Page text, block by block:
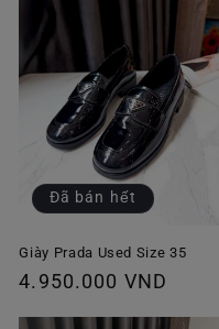
Đã bán hết
Giày Prada Used Size 35
Giá
4.950.000 VND